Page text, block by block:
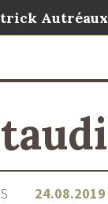
Autréaux
24.08.2019